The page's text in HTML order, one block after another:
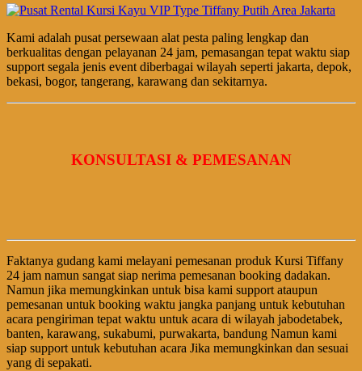
Kami adalah pusat persewaan alat pesta paling lengkap dan
berkualitas dengan pelayanan 24 jam, pemasangan tepat waktu siap
support segala jenis event diberbagai wilayah seperti jakarta, depok,
bekasi, bogor, tangerang, karawang dan sekitarnya.
KONSULTASI & PEMESANAN
Faktanya gudang kami melayani pemesanan produk Kursi Tiffany
24 jam namun sangat siap nerima pemesanan booking dadakan.
Namun jika memungkinkan untuk bisa kami support ataupun
pemesanan untuk booking waktu jangka panjang untuk kebutuhan
acara pengiriman tepat waktu untuk acara di wilayah jabodetabek,
banten, karawang, sukabumi, purwakarta, bandung Namun kami
siap support untuk kebutuhan acara Jika memungkinkan dan sesuai
yang di sepakati.